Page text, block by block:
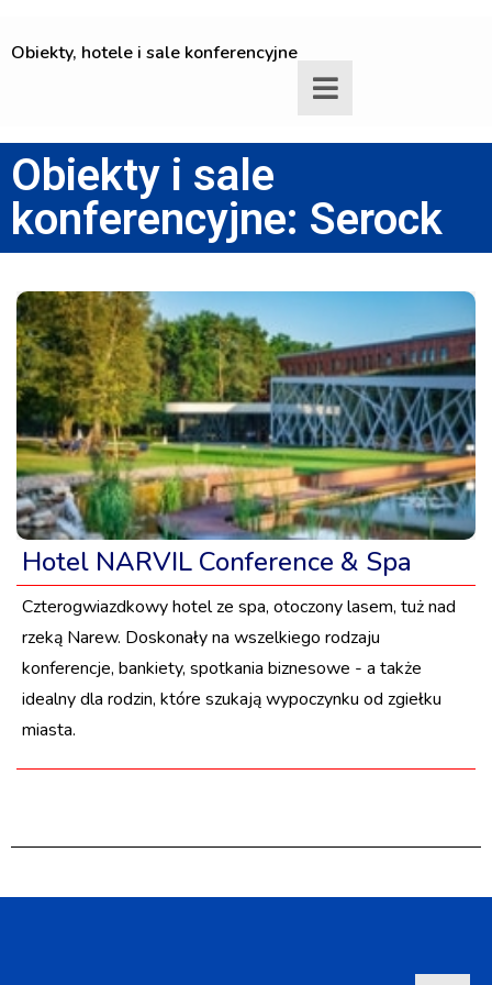
Obiekty, hotele i sale konferencyjne
Obiekty i sale
konferencyjne: Serock
Hotel NARVIL Conference & Spa
Czterogwiazdkowy hotel ze spa, otoczony lasem, tuż nad
rzeką Narew. Doskonały na wszelkiego rodzaju
konferencje, bankiety, spotkania biznesowe - a także
idealny dla rodzin, które szukają wypoczynku od zgiełku
miasta.